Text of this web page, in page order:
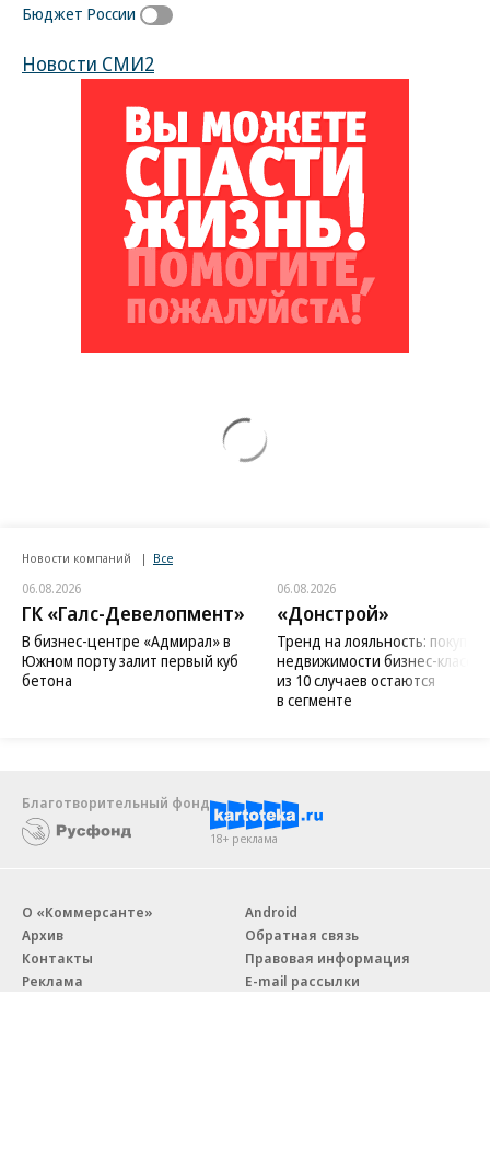
Бюджет России
Новости СМИ2
Новости компаний Все
06.08.2026
ГК «Галс-Девелопмент»
В бизнес-центре «Адмирал» в
Южном порту залит первый куб
бетона
06.08.2026
«Донстрой»
Тренд на лояльность:
недвижимости бизнес-класса
из 10 случаев остаются
в сегменте
Благотворительный фонд
18+ реклама
О «Коммерсанте»
Архив
Контакты
Реклама
Android
Обратная связь
Правовая информация
E-mail рассылки